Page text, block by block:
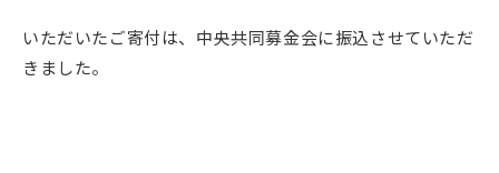
いただいたご寄付は、中央共同募金会に振込させていただ
きました。